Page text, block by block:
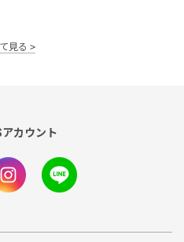
見る
カウント